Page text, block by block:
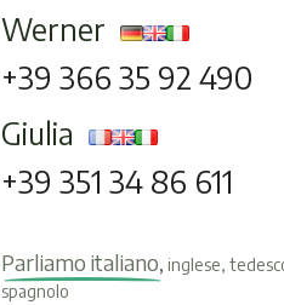
Werner
+39 366 35 92 490
Giulia
+39 351 34 86 611
Parliamo italiano, inglese,
spagnolo